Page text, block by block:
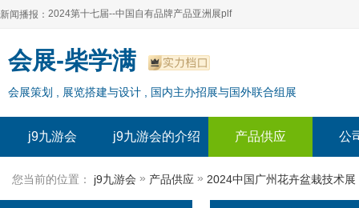
新闻播报：
2024上海自有品牌展--百货展|食品展 零售展|oem展
2024全球自有--品牌产品亚洲展（plf）
2024上海自有品牌展--2024上海oem 贴牌代加工展
2024第十七届--中国自有品牌产品亚洲展plf
2024全球自有--品牌产品亚洲展（plf）
2024年上海--第17届自有品牌展
会展-柴学满
会展策划 , 展览搭建与设计 , 国内主办招展与国外联合组展
j9九游会 j9九游会的介绍 产品供应 公
您当前的位置： j9九游会 » 产品供应 » 2024中国广州花卉盆栽技术展